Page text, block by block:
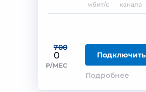
700
0
₽/МЕС
Подключить
Подробнее
мбит/с канала